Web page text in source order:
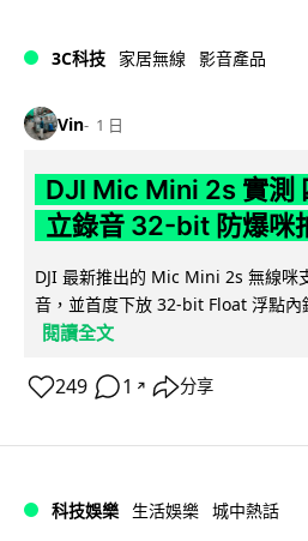
3C科技 家居無線 影音產品
Vin 1 日
DJI Mic Mini 2s 實測
立錄音 32-bit 防爆咪
DJI 最新推出的 Mic Mini 2s 無線咪
音，並首度下放 32-bit Float 浮點內
閱讀全文
249 1 ↗ 分享
科技娛樂 生活娛樂 城中熱話